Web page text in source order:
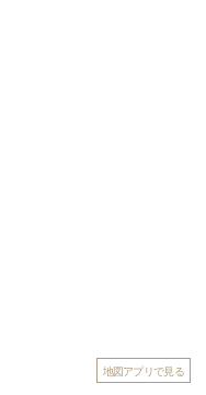
地図アプリで見る